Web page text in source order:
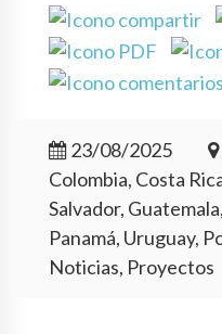
23/08/2025
Colombia, Costa
Salvador,
Panamá, Uruguay,
Noticias, Proyectos